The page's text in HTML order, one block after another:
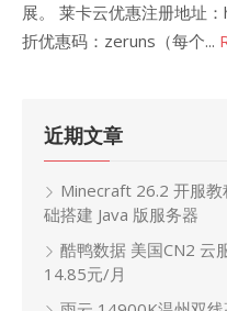
展。 莱卡云优惠注册地址
折优惠码：zeruns（每个...
近期文章
Minecraft 26.2 开服教
础搭建 Java 版服务器
酷鸭数据 美国CN2 云
14.85元/月